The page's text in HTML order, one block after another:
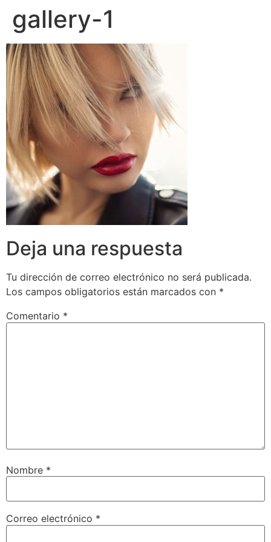
gallery-1
Deja una respuesta
Tu dirección de correo electrónico no será publicada.
Los campos obligatorios están marcados con *
Comentario *
Nombre *
Correo electrónico *